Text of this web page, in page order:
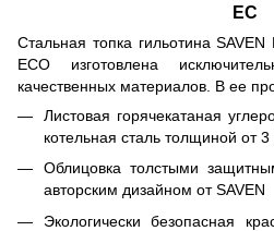
ЕС
Стальная топка гильотина
ECO изготовлена
качественных материалов. В ее
Листовая горячекатаная
котельная сталь толщиной от
Облицовка толстыми
авторским дизайном от SAVEN
Экологически безопасная